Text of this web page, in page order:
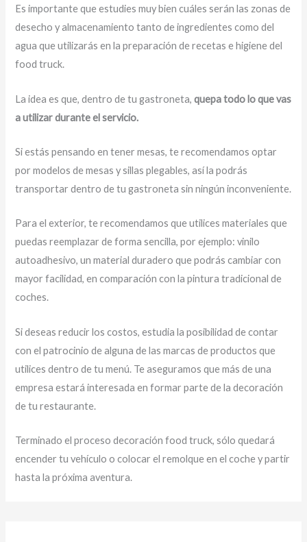
Es importante que estudies muy bien cuáles serán las zonas de
desecho y almacenamiento tanto de ingredientes como del
agua que utilizarás en la preparación de recetas e higiene del
food truck.
La idea es que, dentro de tu gastroneta,quepa todo lo que vas
a utilizar durante el servicio.
Si estás pensando en tener mesas, te recomendamos optar
por modelos de mesas y sillas plegables, así la podrás
transportar dentro de tu gastroneta sin ningún inconveniente.
Para el exterior, te recomendamos que utilices materiales que
puedas reemplazar de forma sencilla, por ejemplo: vinilo
autoadhesivo, un material duradero que podrás cambiar con
mayor facilidad, en comparación con la pintura tradicional de
coches.
Si deseas reducir los costos, estudia la posibilidad de contar
con el patrocinio de alguna de las marcas de productos que
utilices dentro de tu menú. Te aseguramos que más de una
empresa estará interesada en formar parte de la decoración
de tu restaurante.
Terminado el proceso decoración food truck, sólo quedará
encender tu vehículo o colocar el remolque en el coche y partir
hasta la próxima aventura.